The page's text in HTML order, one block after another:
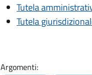
Tutela
Tutela
Argomenti: